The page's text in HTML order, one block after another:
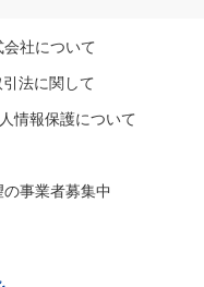
社について
法に関して
情報保護について
事業者募集中